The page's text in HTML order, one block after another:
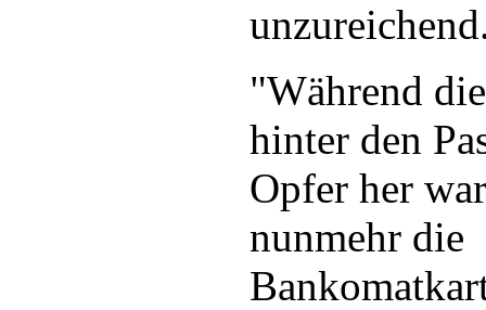
"Während
hinter den
Opfer her
nunmehr die